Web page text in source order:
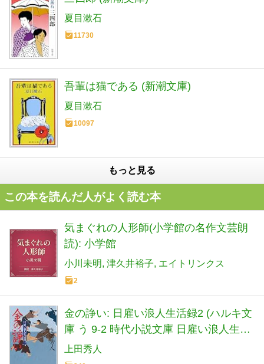
夏目漱石
11730
吾輩は猫である (新潮文庫)
夏目漱石
10097
もっと見る
この本を読んだ人がよく読む本
気まぐれの人形師(小学館の名作文芸朗
読): 小学館
小川未明 津久井裕子 エイトリンクス
2
金の諍い: 日雇い浪人生活録2 (ハルキ文
庫 う 9-2 時代小説文庫 日雇い浪人生活
録 2)
上田秀人